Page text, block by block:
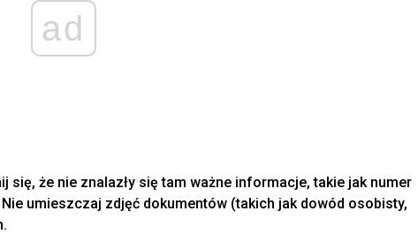
ad
się, że nie znalazły się tam ważne informacje, takie jak numer
umieszczaj zdjęć dokumentów (takich jak dowód osobisty,